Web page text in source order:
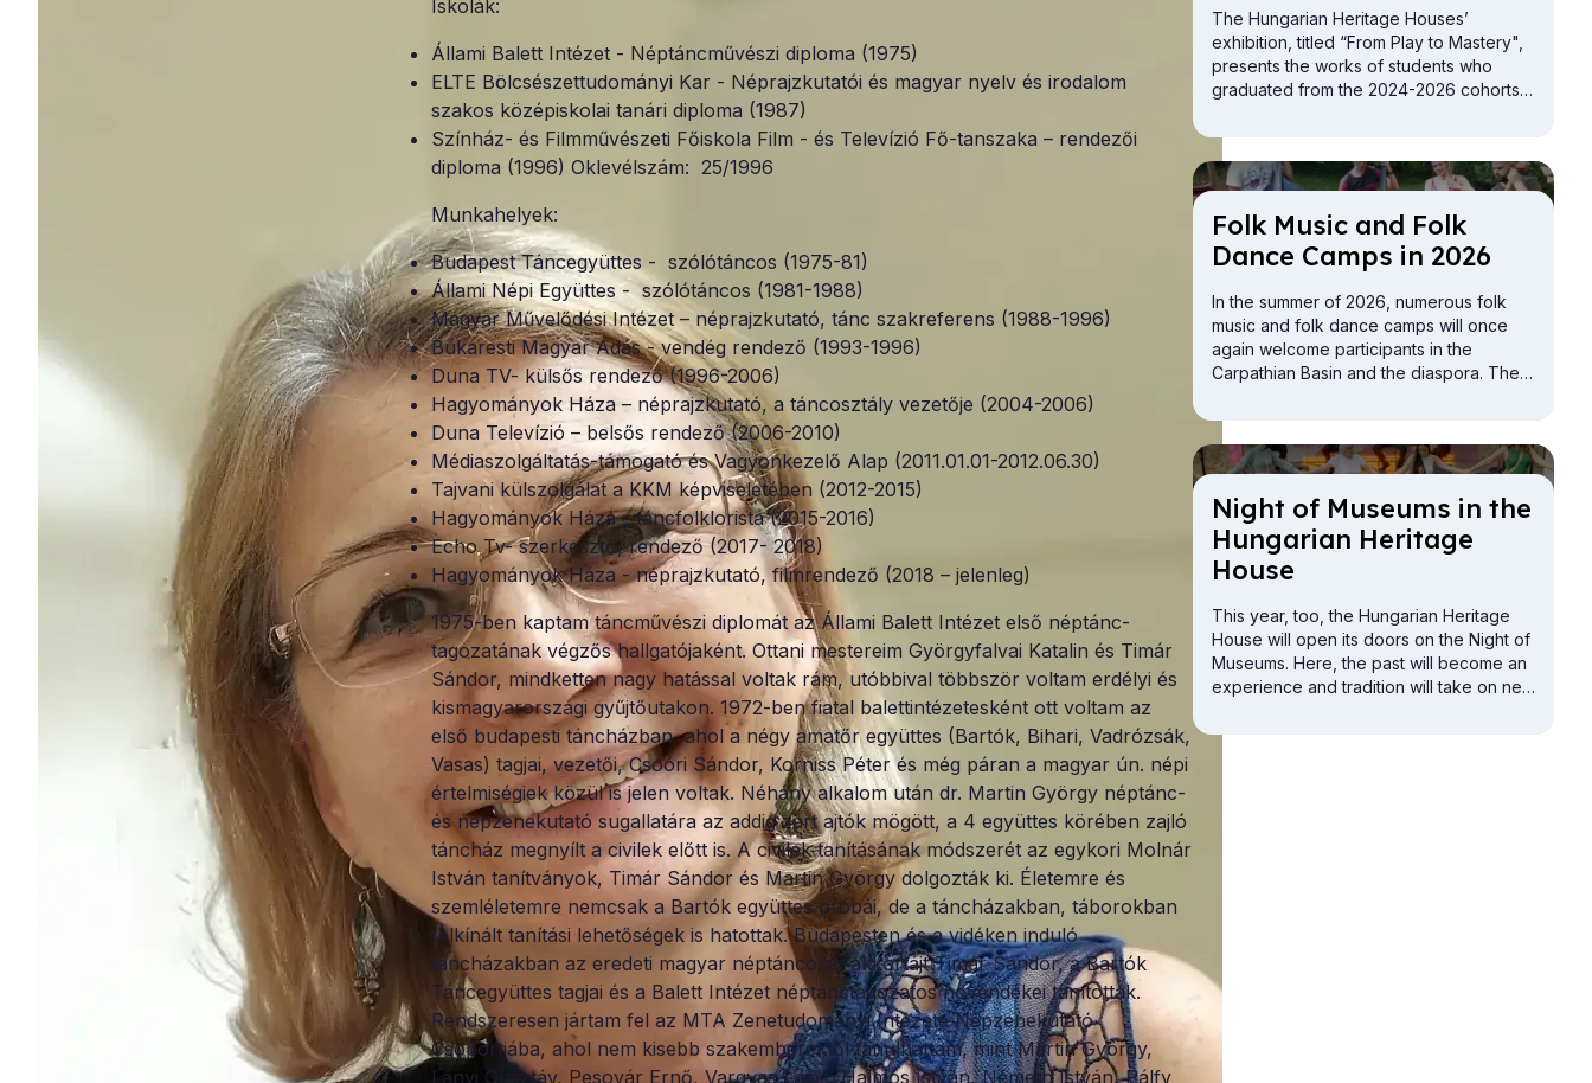
Iskolák:
Állami Balett Intézet - Néptáncművészi diploma (1975)
ELTE Bölcsészettudományi Kar - Néprajzkutatói és magyar nyelv és irodalom
szakos középiskolai tanári diploma (1987)
Színház- és Filmművészeti Főiskola Film - és Televízió Fő-tanszaka – rendezői
diploma (1996) Oklevélszám: 25/1996
Munkahelyek:
Budapest Táncegyüttes - szólótáncos (1975-81)
Állami Népi Együttes - szólótáncos (1981-1988)
Magyar Művelődési Intézet – néprajzkutató, tánc szakreferens (1988-1996)
Bukaresti Magyar Adás - vendég rendező (1993-1996)
Duna TV- külsős rendező (1996-2006)
Hagyományok Háza – néprajzkutató, a táncosztály vezetője (2004-2006)
Duna Televízió – belsős rendező (2006-2010)
Médiaszolgáltatás-támogató és Vagyonkezelő Alap (2011.01.01-2012.06.30)
Tajvani külszolgálat a KKM képviseletében (2012-2015)
Hagyományok Háza - táncfolklorista (2015-2016)
Echo Tv- szerkesztő, rendező (2017- 2018)
Hagyományok Háza - néprajzkutató, filmrendező (2018 – jelenleg)
1975-ben kaptam táncművészi diplomát az Állami Balett Intézet első néptánc-
tagozatának végzős hallgatójaként. Ottani mestereim Györgyfalvai Katalin és Timár
Sándor, mindketten nagy hatással voltak rám, utóbbival többször voltam erdélyi és
kismagyarországi gyűjtőutakon. 1972-ben fiatal balettintézetesként ott voltam az
első budapesti táncházban, ahol a négy amatőr együttes (Bartók, Bihari, Vadrózsák,
Vasas) tagjai, vezetői, Csoóri Sándor, Korniss Péter és még páran a magyar ún. népi
értelmiségiek közül is jelen voltak. Néhány alkalom után dr. Martin György néptánc-
és népzenekutató sugallatára az addig zárt ajtók mögött, a 4 együttes körében zajló
táncház megnyílt a civilek előtt is. A civilek tanításának módszerét az egykori Molnár
István tanítványok, Timár Sándor és Martin György dolgozták ki. Életemre és
szemléletemre nemcsak a Bartók együttes próbái, de a táncházakban, táborokban
felkínált tanítási lehetőségek is hatottak. Budapesten és a vidéken induló
táncházakban az eredeti magyar néptáncokat akkortájt Timár Sándor, a Bartók
Táncegyüttes tagjai és a Balett Intézet néptánctagozatos növendékei tanították.
Rendszeresen jártam fel az MTA Zenetudományi Intézete Népzenekutató
Csoportjába, ahol nem kisebb szakemberektől tanulhattam, mint Martin György,
Lányi Gusztáv, Pesovár Ernő, Vargyas Lajos, Halmos István, Németh István, Pálfy
The Hungarian Heritage Houses’
exhibition, titled “From Play to Mastery",
presents the works of students who
graduated from the 2024-2026 cohorts
programs.
Folk Mu­sic and Folk
Dance Camps in 2026
In the summer of 2026, numerous folk
music and folk dance camps will once
again welcome participants in the
Carpathian Basin and the diaspora. The
youth, adults, and families.
Night of Mu­seums in the
Hun­gari­an Her­it­age
House
This year, too, the Hungarian Heritage
House will open its doors on the Night of
Museums. Here, the past will become an
experience and tradition will take on new
be open for exploration from the attic to